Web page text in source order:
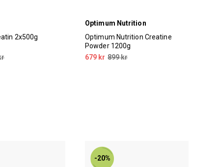
2x500g
Optimum Nutrition
Optimum Nutrition Creatine
Powder 1200g
679 kr 899 kr
-20%